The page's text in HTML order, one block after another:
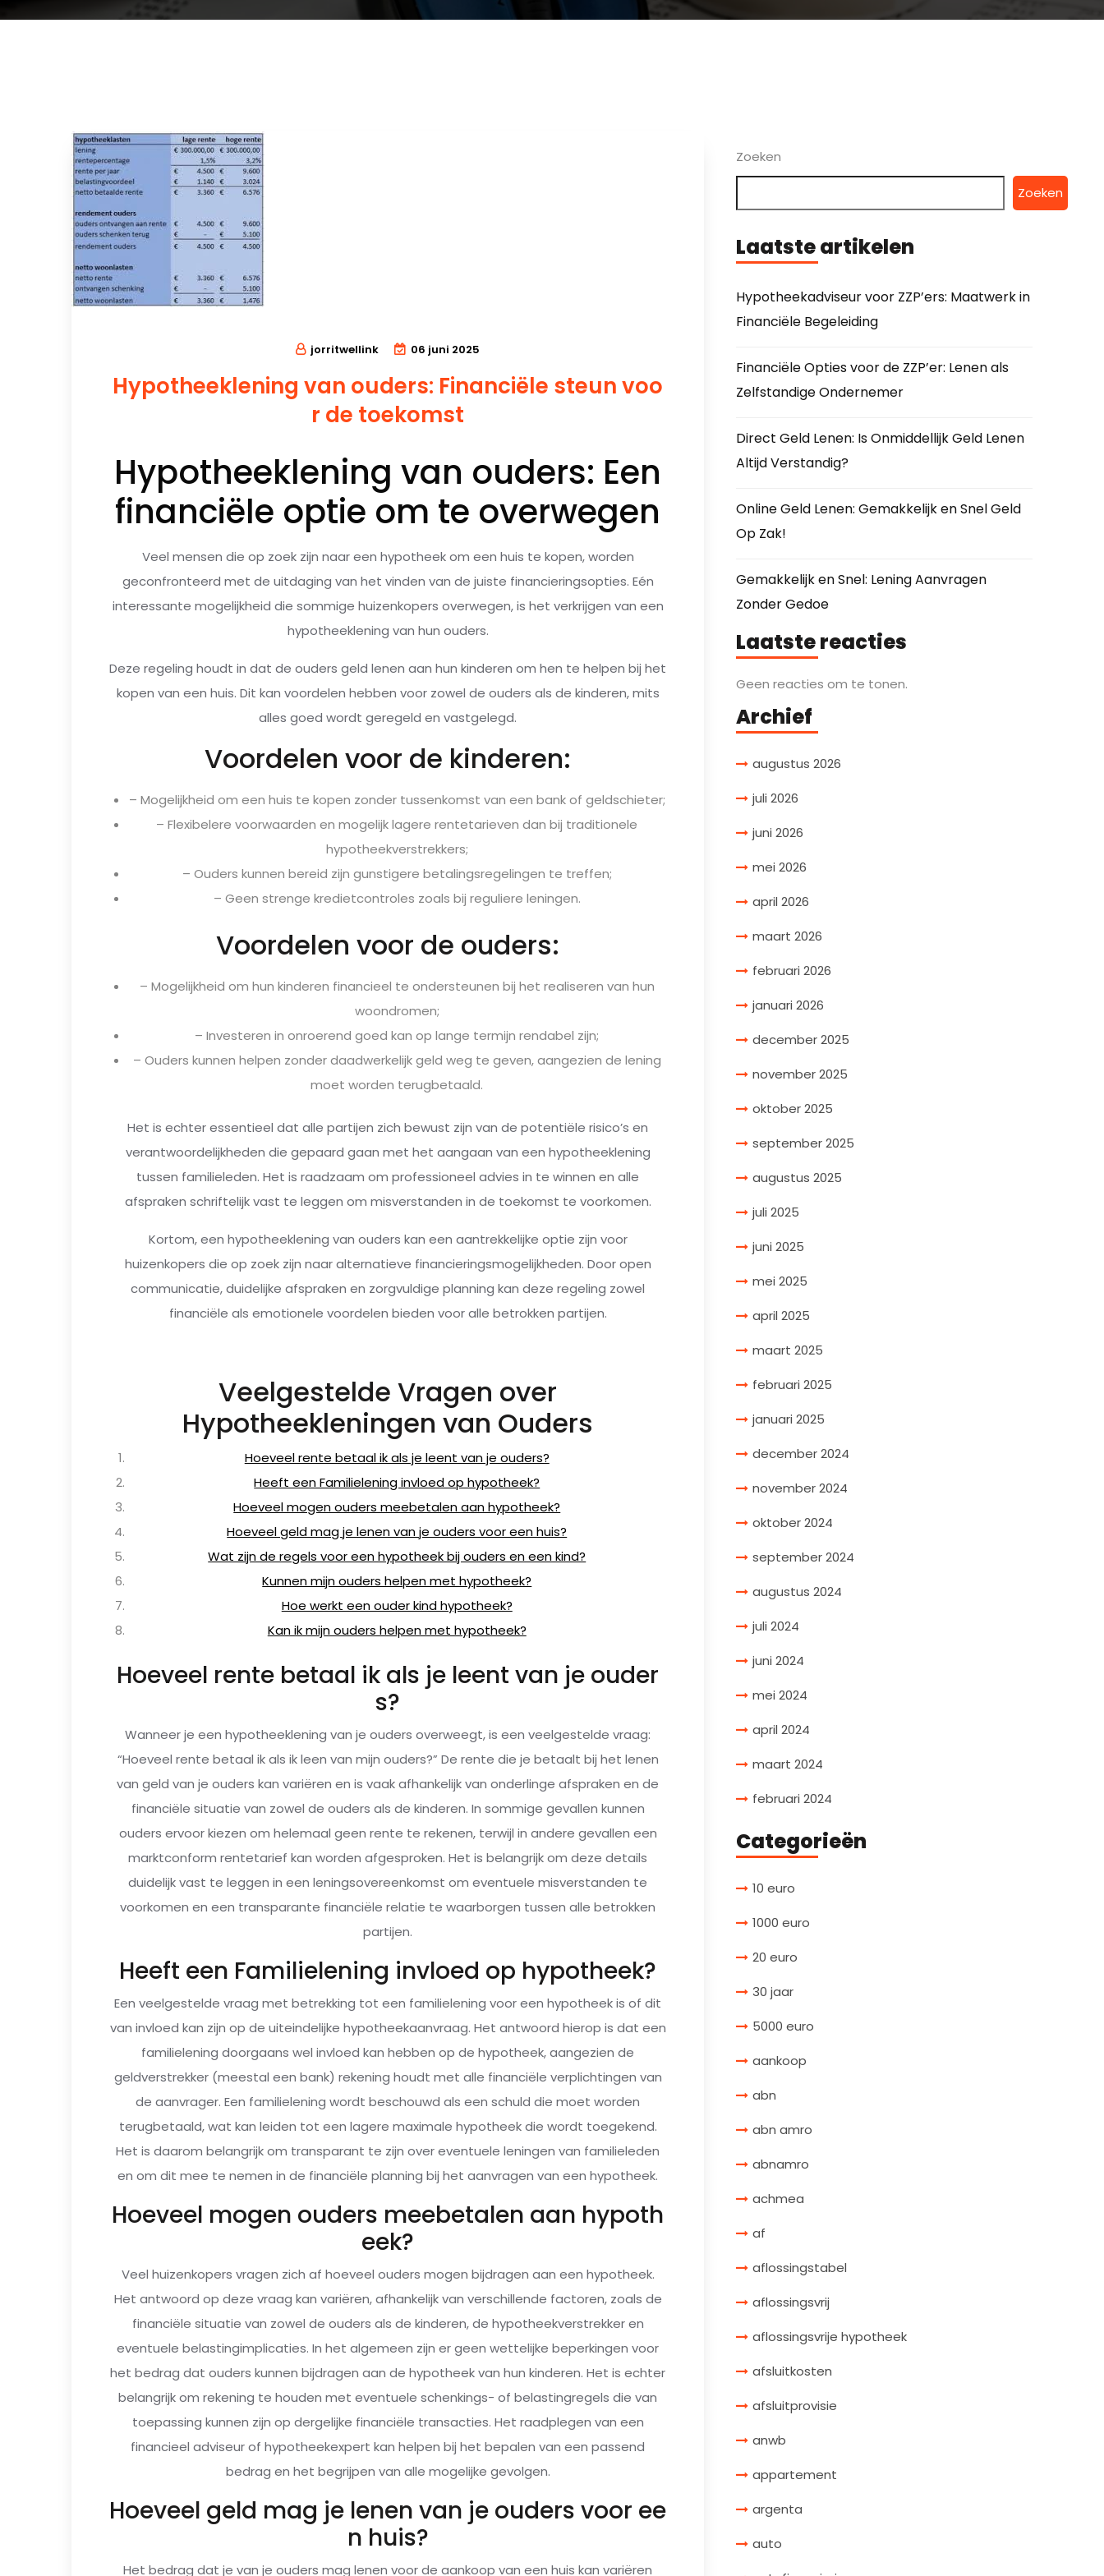
jorritwellink 06 juni 2025
Hypotheeklening van ouders: Financiële steun voo
r de toekomst
Hypotheeklening van ouders: Een
financiële optie om te overwegen
Veel mensen die op zoek zijn naar een hypotheek om een huis te kopen, worden
geconfronteerd met de uitdaging van het vinden van de juiste financieringsopties. Eén
interessante mogelijkheid die sommige huizenkopers overwegen, is het verkrijgen van een
hypotheeklening van hun ouders.
Deze regeling houdt in dat de ouders geld lenen aan hun kinderen om hen te helpen bij het
kopen van een huis. Dit kan voordelen hebben voor zowel de ouders als de kinderen, mits
alles goed wordt geregeld en vastgelegd.
Voordelen voor de kinderen:
– Mogelijkheid om een huis te kopen zonder tussenkomst van een bank of geldschieter;
– Flexibelere voorwaarden en mogelijk lagere rentetarieven dan bij traditionele
hypotheekverstrekkers;
– Ouders kunnen bereid zijn gunstigere betalingsregelingen te treffen;
– Geen strenge kredietcontroles zoals bij reguliere leningen.
Voordelen voor de ouders:
– Mogelijkheid om hun kinderen financieel te ondersteunen bij het realiseren van hun
woondromen;
– Investeren in onroerend goed kan op lange termijn rendabel zijn;
– Ouders kunnen helpen zonder daadwerkelijk geld weg te geven, aangezien de lening
moet worden terugbetaald.
Het is echter essentieel dat alle partijen zich bewust zijn van de potentiële risico’s en
verantwoordelijkheden die gepaard gaan met het aangaan van een hypotheeklening
tussen familieleden. Het is raadzaam om professioneel advies in te winnen en alle
afspraken schriftelijk vast te leggen om misverstanden in de toekomst te voorkomen.
Kortom, een hypotheeklening van ouders kan een aantrekkelijke optie zijn voor
huizenkopers die op zoek zijn naar alternatieve financieringsmogelijkheden. Door open
communicatie, duidelijke afspraken en zorgvuldige planning kan deze regeling zowel
financiële als emotionele voordelen bieden voor alle betrokken partijen.
Veelgestelde Vragen over
Hypotheekleningen van Ouders
Hoeveel rente betaal ik als je leent van je ouders?
Heeft een Familielening invloed op hypotheek?
Hoeveel mogen ouders meebetalen aan hypotheek?
Hoeveel geld mag je lenen van je ouders voor een huis?
Wat zijn de regels voor een hypotheek bij ouders en een kind?
Kunnen mijn ouders helpen met hypotheek?
Hoe werkt een ouder kind hypotheek?
Kan ik mijn ouders helpen met hypotheek?
Hoeveel rente betaal ik als je leent van je ouder
s?
Wanneer je een hypotheeklening van je ouders overweegt, is een veelgestelde vraag:
“Hoeveel rente betaal ik als ik leen van mijn ouders?” De rente die je betaalt bij het lenen
van geld van je ouders kan variëren en is vaak afhankelijk van onderlinge afspraken en de
financiële situatie van zowel de ouders als de kinderen. In sommige gevallen kunnen
ouders ervoor kiezen om helemaal geen rente te rekenen, terwijl in andere gevallen een
marktconform rentetarief kan worden afgesproken. Het is belangrijk om deze details
duidelijk vast te leggen in een leningsovereenkomst om eventuele misverstanden te
voorkomen en een transparante financiële relatie te waarborgen tussen alle betrokken
partijen.
Heeft een Familielening invloed op hypotheek?
Een veelgestelde vraag met betrekking tot een familielening voor een hypotheek is of dit
van invloed kan zijn op de uiteindelijke hypotheekaanvraag. Het antwoord hierop is dat een
familielening doorgaans wel invloed kan hebben op de hypotheek, aangezien de
geldverstrekker (meestal een bank) rekening houdt met alle financiële verplichtingen van
de aanvrager. Een familielening wordt beschouwd als een schuld die moet worden
terugbetaald, wat kan leiden tot een lagere maximale hypotheek die wordt toegekend.
Het is daarom belangrijk om transparant te zijn over eventuele leningen van familieleden
en om dit mee te nemen in de financiële planning bij het aanvragen van een hypotheek.
Hoeveel mogen ouders meebetalen aan hypoth
eek?
Veel huizenkopers vragen zich af hoeveel ouders mogen bijdragen aan een hypotheek.
Het antwoord op deze vraag kan variëren, afhankelijk van verschillende factoren, zoals de
financiële situatie van zowel de ouders als de kinderen, de hypotheekverstrekker en
eventuele belastingimplicaties. In het algemeen zijn er geen wettelijke beperkingen voor
het bedrag dat ouders kunnen bijdragen aan de hypotheek van hun kinderen. Het is echter
belangrijk om rekening te houden met eventuele schenkings- of belastingregels die van
toepassing kunnen zijn op dergelijke financiële transacties. Het raadplegen van een
financieel adviseur of hypotheekexpert kan helpen bij het bepalen van een passend
bedrag en het begrijpen van alle mogelijke gevolgen.
Hoeveel geld mag je lenen van je ouders voor ee
n huis?
Het bedrag dat je van je ouders mag lenen voor de aankoop van een huis kan variëren
Zoeken
Zoeken
Laatste artikelen
Hypotheekadviseur voor ZZP’ers: Maatwerk in
Financiële Begeleiding
Financiële Opties voor de ZZP’er: Lenen als
Zelfstandige Ondernemer
Direct Geld Lenen: Is Onmiddellijk Geld Lenen
Altijd Verstandig?
Online Geld Lenen: Gemakkelijk en Snel Geld
Op Zak!
Gemakkelijk en Snel: Lening Aanvragen
Zonder Gedoe
Laatste reacties
Geen reacties om te tonen.
Archief
augustus 2026
juli 2026
juni 2026
mei 2026
april 2026
maart 2026
februari 2026
januari 2026
december 2025
november 2025
oktober 2025
september 2025
augustus 2025
juli 2025
juni 2025
mei 2025
april 2025
maart 2025
februari 2025
januari 2025
december 2024
november 2024
oktober 2024
september 2024
augustus 2024
juli 2024
juni 2024
mei 2024
april 2024
maart 2024
februari 2024
Categorieën
10 euro
1000 euro
20 euro
30 jaar
5000 euro
aankoop
abn
abn amro
abnamro
achmea
af
aflossingstabel
aflossingsvrij
aflossingsvrije hypotheek
afsluitkosten
afsluitprovisie
anwb
appartement
argenta
auto